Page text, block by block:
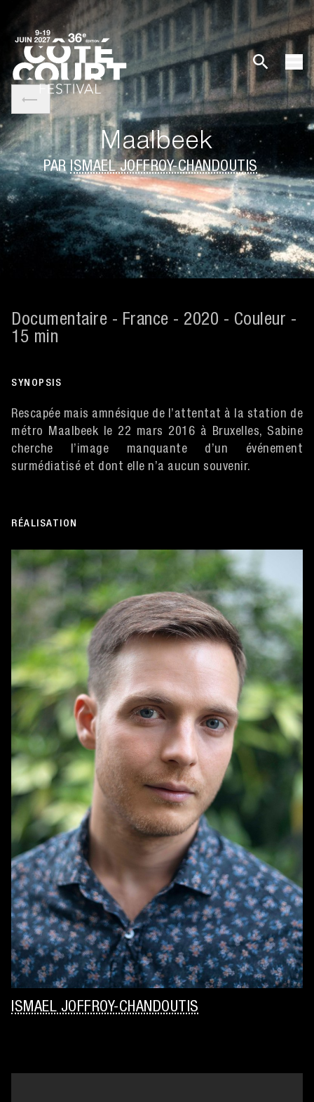
Maalbeek
PAR ISMAEL JOFFROY-CHANDOUTIS
Documentaire - France - 2020 - Couleur -
15 min
SYNOPSIS
Rescapée mais amnésique de l’attentat à la station de
métro Maalbeek le 22 mars 2016 à Bruxelles, Sabine
cherche l’image manquante d’un événement
surmédiatisé et dont elle n’a aucun souvenir.
RÉALISATION
ISMAEL JOFFROY-CHANDOUTIS